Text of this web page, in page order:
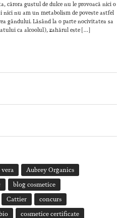
cărora gustul de dulce nu le provoacă nici o
nici nu am un metabolism de poveste astfel
gândului. Lăsând la o parte nocivitatea sa
ca alcoolul), zahărul este […]
vera Aubrey Organics
blog cosmetice
Cattier concurs
cosmetice certificate